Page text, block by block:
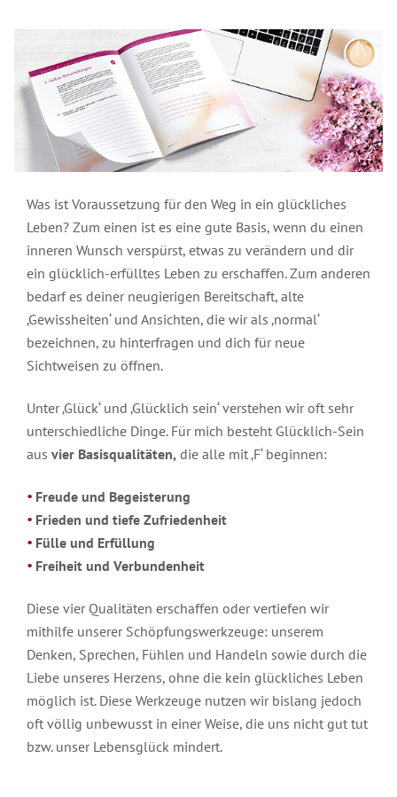
gestellte
Fragen
Videos
zu
Lesbos
Rückmeldungen
Seminarteilnehmer
Video
zum
Transformationsprozess
der
Ausbildung
Organisatorische
Daten
und
Kosten
Gruppen,
Termine
Hotels
Rückmeldungen
Video
zur
Ausbildung
Inhalte
und
Ziele
Organisatorische
Daten
und
Kosten
2027
Rückmeldungen
Einleitung
Begleitende
Literatur
Anmeldeformulare
und
Broschüren
Videos
zu
Seminaren
und
Ausbildungen
Ändere
Gedanken
und
dein
Leben
ändert
sich
Roberts
Brief
2025
2024
2023
Archiv
von
Robert
Betz
Geistige
Welt
Für
Freunde
Botschaften
der
2022
2018
Archiv
Robert
in
Medien
Interviews
zum
Anhören
Interviews
Lesen
Artikel
über
Robert
Betz
Artikel
von
Robert
Einleitung
Schlüsseltexte
Geschichten
Gedichte
Was ist Voraussetzung für den Weg in ein glückliches
Leben? Zum einen ist es eine gute Basis, wenn du einen
inneren Wunsch verspürst, etwas zu verändern und dir
ein glücklich-erfülltes Leben zu erschaffen. Zum anderen
bedarf es deiner neugierigen Bereitschaft, alte
‚Gewissheiten‘ und Ansichten, die wir als ‚normal‘
bezeichnen, zu hinterfragen und dich für neue
Sichtweisen zu öffnen.
Unter ‚Glück‘ und ‚Glücklich sein‘ verstehen wir oft sehr
unterschiedliche Dinge. Für mich besteht Glücklich-Sein
aus vier Basisqualitäten, die alle mit ‚F‘ beginnen:
Freude und Begeisterung
Frieden und tiefe Zufriedenheit
Fülle und Erfüllung
Freiheit und Verbundenheit
Diese vier Qualitäten erschaffen oder vertiefen wir
mithilfe unserer Schöpfungswerkzeuge: unserem
Denken, Sprechen, Fühlen und Handeln sowie durch die
Liebe unseres Herzens, ohne die kein glückliches Leben
möglich ist. Diese Werkzeuge nutzen wir bislang jedoch
oft völlig unbewusst in einer Weise, die uns nicht gut tut
bzw. unser Lebensglück mindert.